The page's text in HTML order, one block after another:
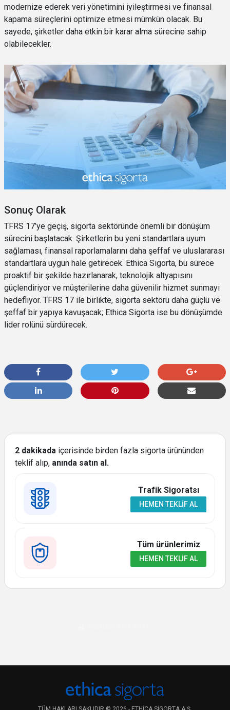
modernize ederek veri yönetimini iyileştirmesi ve finansal
kapama süreçlerini optimize etmesi mümkün olacak. Bu
sayede, şirketler daha etkin bir karar alma sürecine sahip
olabilecekler.
Sonuç Olarak
TFRS 17’ye geçiş, sigorta sektöründe önemli bir dönüşüm
sürecini başlatacak. Şirketlerin bu yeni standartlara uyum
sağlaması, finansal raporlamalarını daha şeffaf ve uluslararası
standartlara uygun hale getirecek. Ethica Sigorta, bu sürece
proaktif bir şekilde hazırlanarak, teknolojik altyapısını
güçlendiriyor ve müşterilerine daha güvenilir hizmet sunmayı
hedefliyor. TFRS 17 ile birlikte, sigorta sektörü daha güçlü ve
şeffaf bir yapıya kavuşacak; Ethica Sigorta ise bu dönüşümde
lider rolünü sürdürecek.
2 dakikada içerisinde birden fazla sigorta ürününden
teklif alıp, anında satın al.
Trafik Sigoratsı
HEMEN TEKLIF AL
Tüm ürünlerimiz
HEMEN TEKLIF AL